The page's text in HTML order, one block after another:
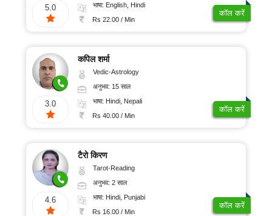
5.0
भाषा: English, Hindi
Rs 22.00 / Min
कॉल करें
3.0
कपिल शर्मा
Vedic-Astrology
अनुभव: 15 साल
भाषा: Hindi, Nepali
Rs 40.00 / Min
कॉल करें
4.6
टैरो किरण
Tarot-Reading
अनुभव: 2 साल
भाषा: Hindi, Punjabi
Rs 16.00 / Min
कॉल करें